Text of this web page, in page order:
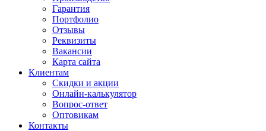
Гарантия
Портфолио
Отзывы
Реквизиты
Вакансии
Карта сайта
Клиентам
Скидки и акции
Онлайн-калькулятор
Вопрос-ответ
Оптовикам
Контакты